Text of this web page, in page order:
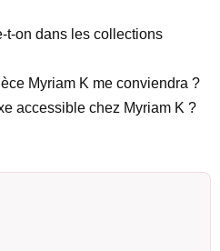
t-on dans les collections
Myriam K me conviendra ?
accessible chez Myriam K ?